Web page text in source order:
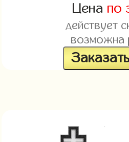
Цена по
действует
возможна